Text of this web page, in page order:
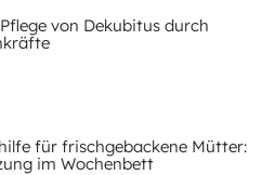
von Dekubitus durch
für frischgebackene Mütter:
im Wochenbett